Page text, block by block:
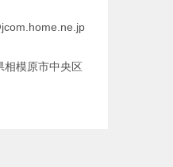
相模原市中央区